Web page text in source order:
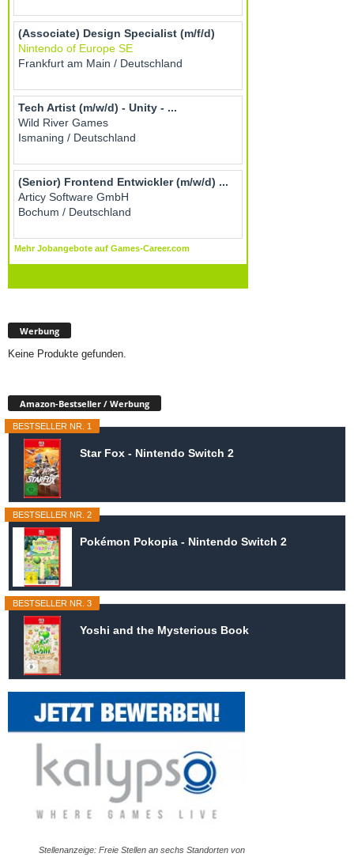
Werbung
Keine Produkte gefunden.
Amazon-Bestseller / Werbung
BESTSELLER NR. 1
Star Fox - Nintendo Switch 2
BESTSELLER NR. 2
Pokémon Pokopia - Nintendo Switch 2
BESTSELLER NR. 3
Yoshi and the Mysterious Book
Stellenanzeige: Freie Stellen an sechs Standorten von